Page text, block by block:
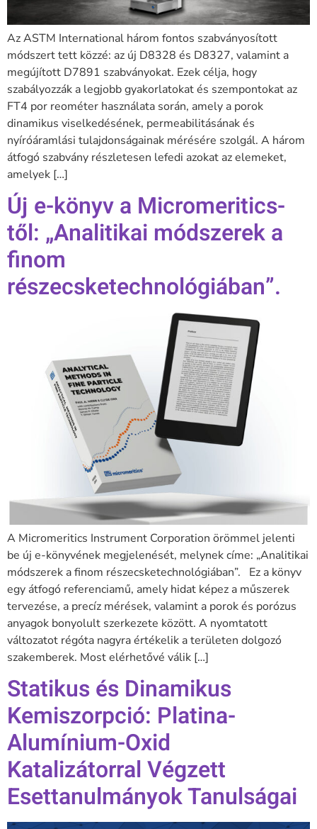
Az ASTM International három fontos szabványosított
módszert tett közzé: az új D8328 és D8327, valamint a
megújított D7891 szabványokat. Ezek célja, hogy
szabályozzák a legjobb gyakorlatokat és szempontokat az
FT4 por reométer használata során, amely a porok
dinamikus viselkedésének, permeabilitásának és
nyíróáramlási tulajdonságainak mérésére szolgál. A három
átfogó szabvány részletesen lefedi azokat az elemeket,
amelyek […]
Új e-könyv a Micromeritics-
től: „Analitikai módszerek a
finom
részecsketechnológiában”.
A Micromeritics Instrument Corporation örömmel jelenti
be új e-könyvének megjelenését, melynek címe: „Analitikai
módszerek a finom részecsketechnológiában”. Ez a könyv
egy átfogó referenciamű, amely hidat képez a műszerek
tervezése, a precíz mérések, valamint a porok és porózus
anyagok bonyolult szerkezete között. A nyomtatott
változatot régóta nagyra értékelik a területen dolgozó
szakemberek. Most elérhetővé válik […]
Statikus és Dinamikus
Kemiszorpció: Platina-
Alumínium-Oxid
Katalizátorral Végzett
Esettanulmányok Tanulságai